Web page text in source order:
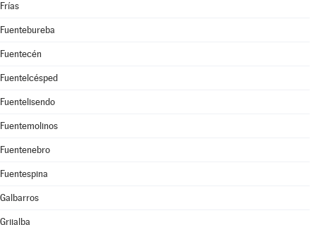
Frías
Fuentebureba
Fuentecén
Fuentelcésped
Fuentelisendo
Fuentemolinos
Fuentenebro
Fuentespina
Galbarros
Grijalba